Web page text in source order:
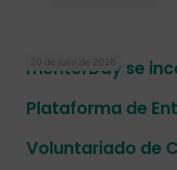
20 de julio de 2026
mentorDay se
Plataforma de
Voluntariado de